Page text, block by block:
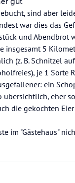
sind aber
war dies das
und Abendbrot
5
(z. B. Schnitzel
je 1 Sorte
ein
eher
die gekochten
im "Gästehaus"